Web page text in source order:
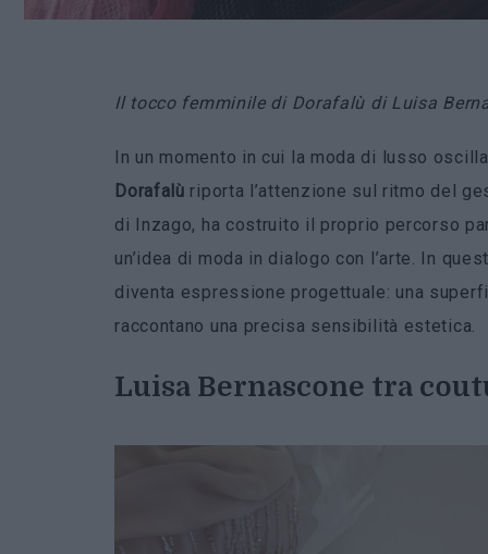
Il tocco femminile di Dorafalù di Luisa
In un momento in cui la moda di lusso
Dorafalù riporta l’attenzione sul ritmo del
di Inzago, ha costruito il proprio percorso
un’idea di moda in dialogo con l’arte. In
diventa espressione progettuale: una
raccontano una precisa sensibilità estetica.
Luisa Bernascone tra